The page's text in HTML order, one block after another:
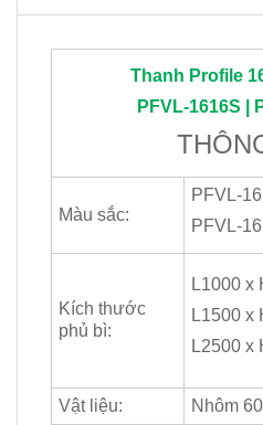
Thanh Profile
PFVL-1616S |
Màu sắc:
PFVL-
PFVL-
Kích thước
phủ bì:
L1000 x
L1500 x
L2500 x
Vật liệu:
Nhôm